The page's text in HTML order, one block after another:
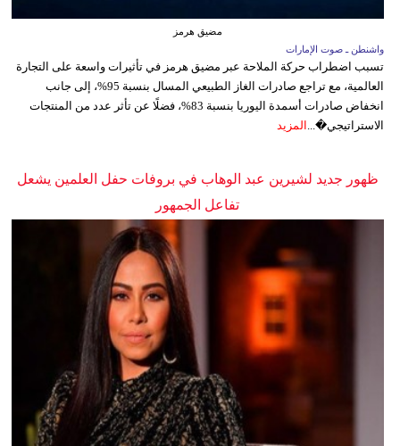
مضيق هرمز
واشنطن ـ صوت الإمارات
تسبب اضطراب حركة الملاحة عبر مضيق هرمز في تأثيرات واسعة على التجارة
العالمية، مع تراجع صادرات الغاز الطبيعي المسال بنسبة 95%، إلى جانب
انخفاض صادرات أسمدة اليوريا بنسبة 83%، فضلًا عن تأثر عدد من المنتجات
الاستراتيجي�... المزيد
ظهور جديد لشيرين عبد الوهاب في بروفات حفل العلمين يشعل
تفاعل الجمهور